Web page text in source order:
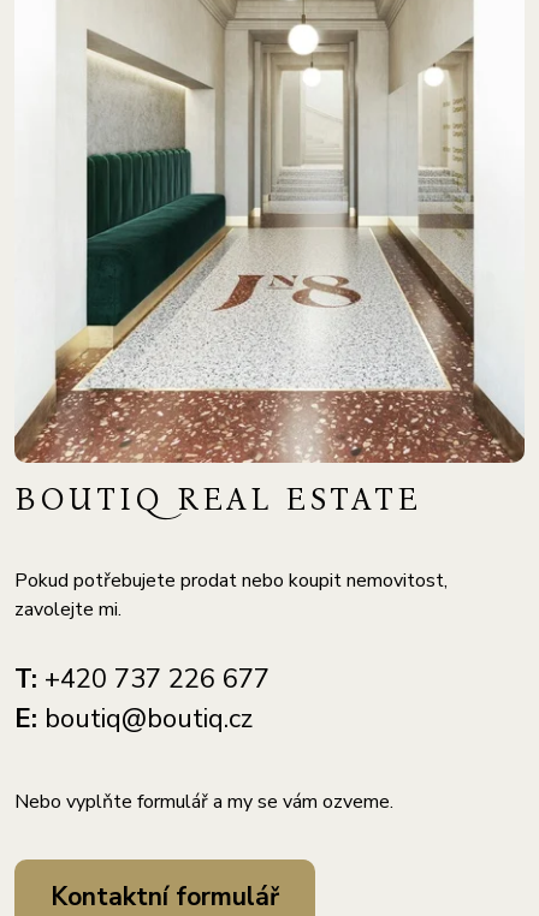
BOUTIQ REAL ESTATE
Pokud potřebujete prodat nebo koupit nemovitost,
zavolejte mi.
T: +420 737 226 677
E: boutiq@boutiq.cz
Nebo vyplňte formulář a my se vám ozveme.
Kontaktní formulář